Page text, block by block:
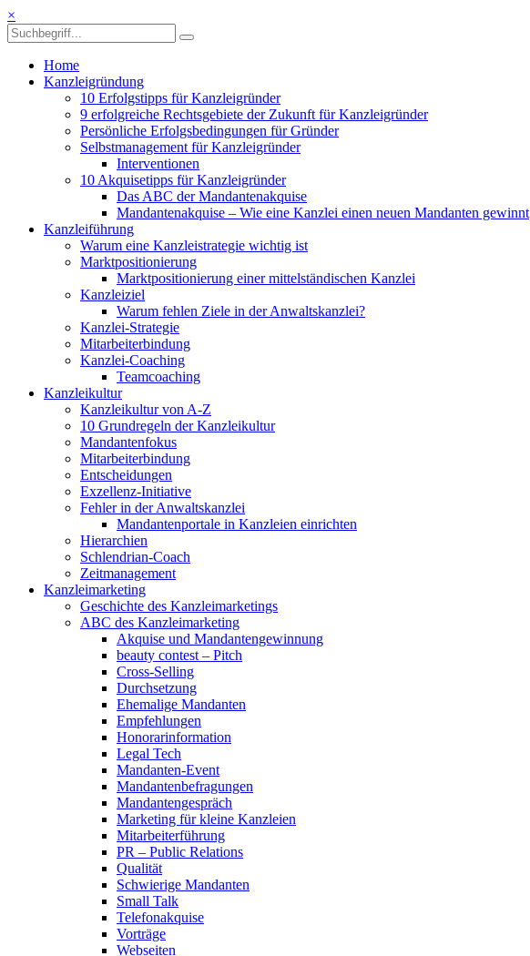
×
Home
Kanzleigründung
10 Erfolgstipps für Kanzleigründer
9 erfolgreiche Rechtsgebiete der Zukunft für Kanzleigründer
Persönliche Erfolgsbedingungen für Gründer
Selbstmanagement für Kanzleigründer
Interventionen
10 Akquisetipps für Kanzleigründer
Das ABC der Mandantenakquise
Mandantenakquise – Wie eine Kanzlei einen neuen Mandanten gewinnt
Kanzleiführung
Warum eine Kanzleistrategie wichtig ist
Marktpositionierung
Marktpositionierung einer mittelständischen Kanzlei
Kanzleiziel
Warum fehlen Ziele in der Anwaltskanzlei?
Kanzlei-Strategie
Mitarbeiterbindung
Kanzlei-Coaching
Teamcoaching
Kanzleikultur
Kanzleikultur von A-Z
10 Grundregeln der Kanzleikultur
Mandantenfokus
Mitarbeiterbindung
Entscheidungen
Exzellenz-Initiative
Fehler in der Anwaltskanzlei
Mandantenportale in Kanzleien einrichten
Hierarchien
Schlendrian-Coach
Zeitmanagement
Kanzleimarketing
Geschichte des Kanzleimarketings
ABC des Kanzleimarketing
Akquise und Mandantengewinnung
beauty contest – Pitch
Cross-Selling
Durchsetzung
Ehemalige Mandanten
Empfehlungen
Honorarinformation
Legal Tech
Mandanten-Event
Mandantenbefragungen
Mandantengespräch
Marketing für kleine Kanzleien
Mitarbeiterführung
PR – Public Relations
Qualität
Schwierige Mandanten
Small Talk
Telefonakquise
Vorträge
Webseiten